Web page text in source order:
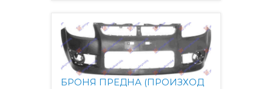
БРОНЯ ПРЕДНА (ПРОИЗХОД